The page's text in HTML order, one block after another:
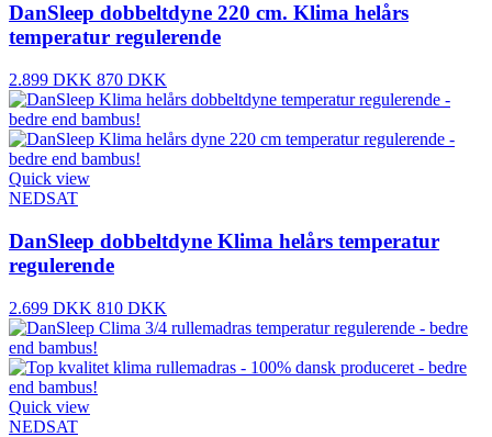
DanSleep dobbeltdyne 220 cm. Klima helårs
temperatur regulerende
2.899 DKK 870 DKK
Quick view
NEDSAT
DanSleep dobbeltdyne Klima helårs temperatur
regulerende
2.699 DKK 810 DKK
Quick view
NEDSAT